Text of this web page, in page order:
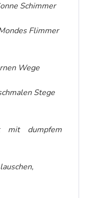
Schimmer
Flimmer
Wege
Stege
dumpfem